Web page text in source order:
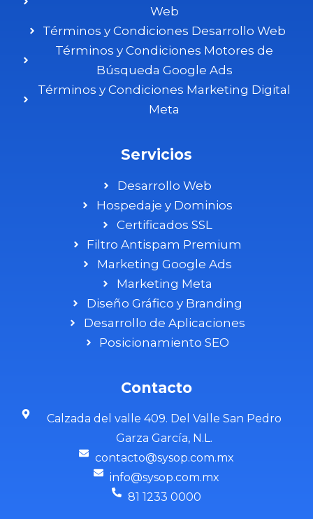
Web
Términos y Condiciones Desarrollo Web
Términos y Condiciones Motores de
Búsqueda Google Ads
Términos y Condiciones Marketing Digital
Meta
Servicios
Desarrollo Web
Hospedaje y Dominios
Certificados SSL
Filtro Antispam Premium
Marketing Google Ads
Marketing Meta
Diseño Gráfico y Branding
Desarrollo de Aplicaciones
Posicionamiento SEO
Contacto
Calzada del valle 409. Del Valle San Pedro
Garza García, N.L.
contacto@sysop.com.mx
info@sysop.com.mx
81 1233 0000